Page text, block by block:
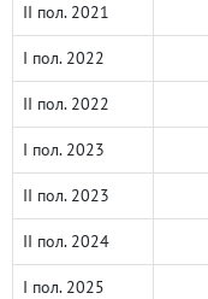
II пол. 2021
I пол. 2022
II пол. 2022
I пол. 2023
II пол. 2023
II пол. 2024
I пол. 2025